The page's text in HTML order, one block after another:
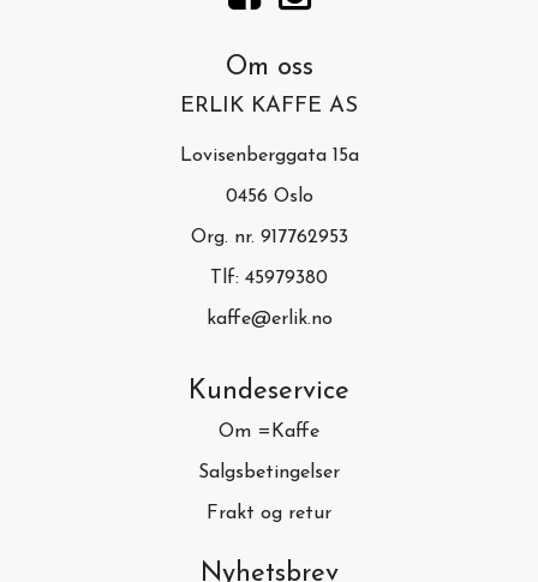
Om oss
ERLIK KAFFE AS
Lovisenberggata 15a
0456 Oslo
Org. nr. 917762953
Tlf: 45979380
kaffe@erlik.no
Kundeservice
Om =Kaffe
Salgsbetingelser
Frakt og retur
Nyhetsbrev